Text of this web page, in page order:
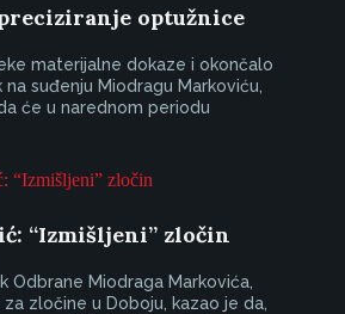
optužnice
materijalne dokaze i okončalo
suđenju Miodragu Markoviću,
će u narednom periodu
“Izmišljeni” zločin
Odbrane Miodraga Markovića,
zločine u Doboju, kazao je da,